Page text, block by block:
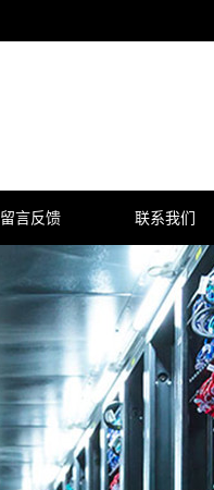
留言反馈 联系我们